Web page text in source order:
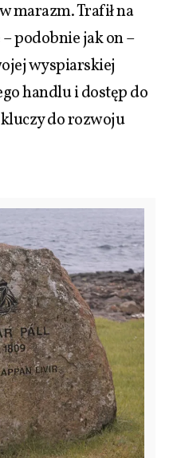
marazm. Trafił na
podobnie jak on –
wyspiarskiej
handlu i dostęp do
do rozwoju